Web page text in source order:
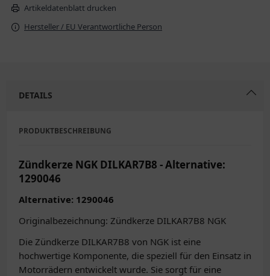
Artikeldatenblatt drucken
Hersteller / EU Verantwortliche Person
DETAILS
PRODUKTBESCHREIBUNG
Zündkerze NGK DILKAR7B8 - Alternative:
1290046
Alternative: 1290046
Originalbezeichnung: Zündkerze DILKAR7B8 NGK
Die Zündkerze DILKAR7B8 von NGK ist eine
hochwertige Komponente, die speziell für den Einsatz in
Motorrädern entwickelt wurde. Sie sorgt für eine